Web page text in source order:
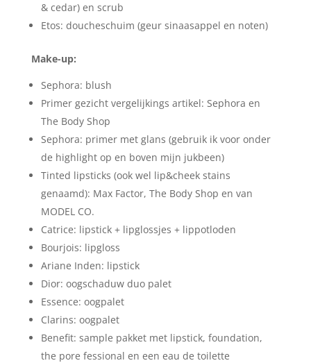
& cedar) en scrub
Etos: doucheschuim (geur sinaasappel en noten)
Make-up:
Sephora: blush
Primer gezicht vergelijkings artikel: Sephora en
The Body Shop
Sephora: primer met glans (gebruik ik voor onder
de highlight op en boven mijn jukbeen)
Tinted lipsticks (ook wel lip&cheek stains
genaamd): Max Factor, The Body Shop en van
MODEL CO.
Catrice: lipstick + lipglossjes + lippotloden
Bourjois: lipgloss
Ariane Inden: lipstick
Dior: oogschaduw duo palet
Essence: oogpalet
Clarins: oogpalet
Benefit: sample pakket met lipstick, foundation,
the pore fessional en een eau de toilette